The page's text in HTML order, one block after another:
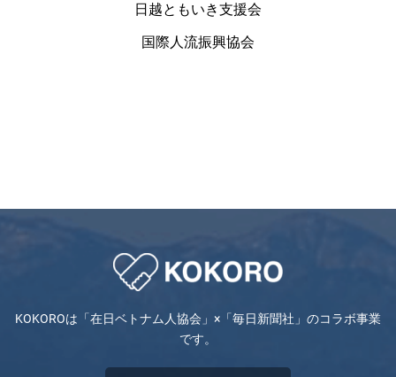
日越ともいき支援会
国際人流振興協会
KOKOROは「在日ベトナム人協会」×「毎日新聞社」のコラボ事業
です。